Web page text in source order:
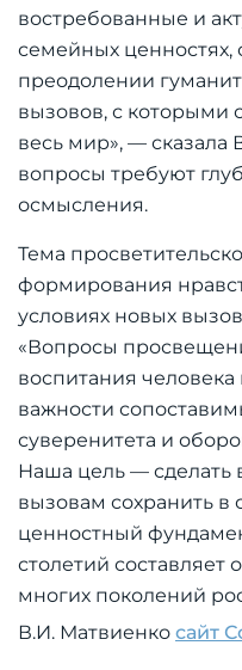
востребованные и
семейных
преодолении
вызовов, с которыми
весь мир», — сказала
вопросы требуют
осмысления.
Тема
формирования
условиях новых
«Вопросы
воспитания
важности
суверенитета и
Наша цель — сделать
вызовам сохранить в
ценностный
столетий составляет
многих поколений
В.И. Матвиенко сайт